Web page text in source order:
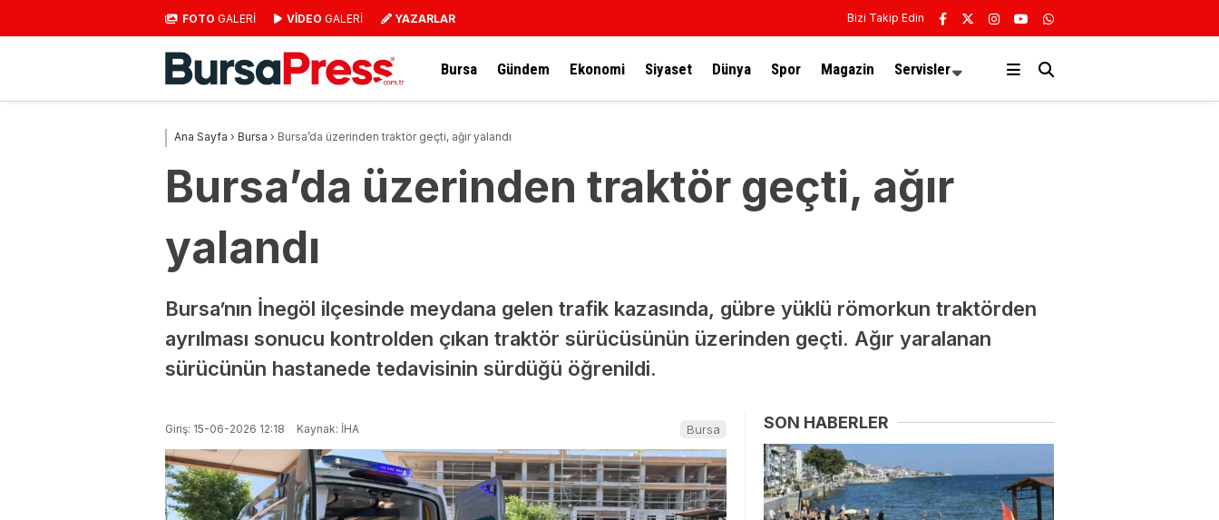
FOTO GALERİ VİDEO GALERİ YAZARLAR Bizi Takip Edin
Bursa Gündem Ekonomi Siyaset Dünya Spor Magazin Servisler
Ana Sayfa › Bursa › Bursa’da üzerinden traktör geçti, ağır yalandı
Bursa’da üzerinden traktör geçti, ağır
yalandı
Bursa’nın İnegöl ilçesinde meydana gelen trafik kazasında, gübre yüklü römorkun traktörden
ayrılması sonucu kontrolden çıkan traktör sürücüsünün üzerinden geçti. Ağır yaralanan
sürücünün hastanede tedavisinin sürdüğü öğrenildi.
Giriş: 15-06-2026 12:18 Kaynak: İHA Bursa SON HABERLER